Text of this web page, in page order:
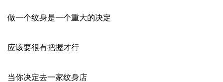
做一个纹身是一个重大的决定
应该要很有把握才行
当你决定去一家纹身店